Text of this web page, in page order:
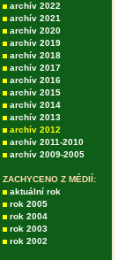
archív 2022
archív 2021
archív 2020
archív 2019
archív 2018
archív 2017
archív 2016
archív 2015
archív 2014
archív 2013
archív 2012
archív 2011-2010
archív 2009-2005
ZACHYCENO Z MÉDIÍ:
aktuální rok
rok 2005
rok 2004
rok 2003
rok 2002